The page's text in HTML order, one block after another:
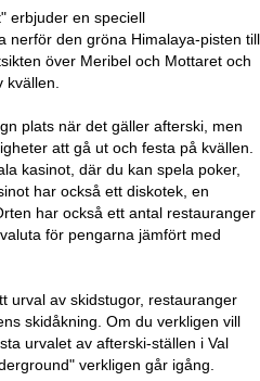
erbjuder en speciell
nerför den gröna Himalaya-pisten till
över Meribel och Mottaret och
plats när det gäller afterski, men
att gå ut och festa på kvällen.
kasinot, där du kan spela poker,
har också ett diskotek, en
har också ett antal restauranger
för pengarna jämfört med
urval av skidstugor, restauranger
skidåkning. Om du verkligen vill
urvalet av afterski-ställen i Val
verkligen går igång.